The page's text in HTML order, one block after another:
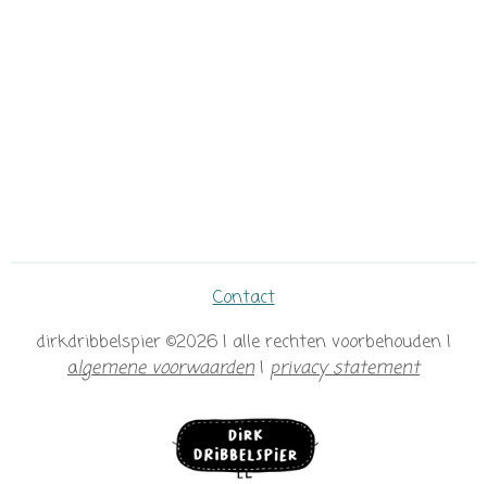
Contact
dirkdribbelspier ©2026 | alle rechten voorbehouden |
algemene voorwaarden | privacy statement